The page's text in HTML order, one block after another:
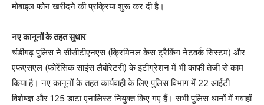
मोबाइल फोन खरीदने की प्रक्रिया शुरू कर दी है।
नए कानूनों के तहत सुधार
चंडीगढ़ पुलिस ने सीसीटीएनएस (क्रिमिनल केस ट्रैकिंग नेटवर्क सिस्टम) और
एफएसएल (फोरेंसिक साइंस लैबोरेटरी) के इंटीग्रेशन में भी काफी तेजी से काम
किया है। नए कानूनों के तहत कार्यवाही के लिए पुलिस विभाग में 22 आईटी
विशेषज्ञ और 125 डाटा एनालिस्ट नियुक्त किए गए हैं। सभी पुलिस थानों में गवाहों